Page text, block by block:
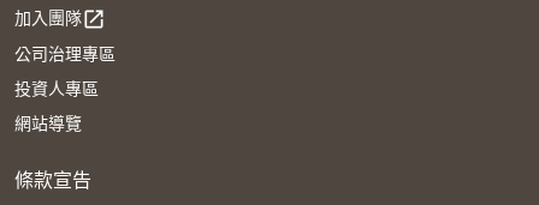
加入團隊open_in_new
公司治理專區
投資人專區
網站導覽
條款宣告